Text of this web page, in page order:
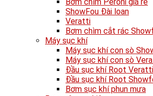
ShowFou Đài loan
Veratti
Bơm chìm cắt rác
Máy sục khí
Máy sục khí con sò
Máy sục khí con sò
Đầu sục khí Root Veratti
Đầu sục khí Root
Bơm sục khí phun mưa